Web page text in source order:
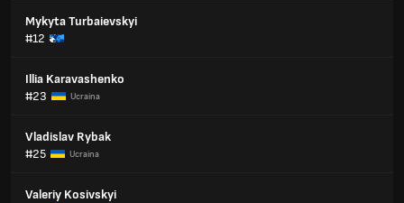
Mykyta Turbaievskyi
#12
Illia Karavashenko
#23
Ucraina
Vladislav Rybak
#25
Ucraina
Valeriy Kosivskyi